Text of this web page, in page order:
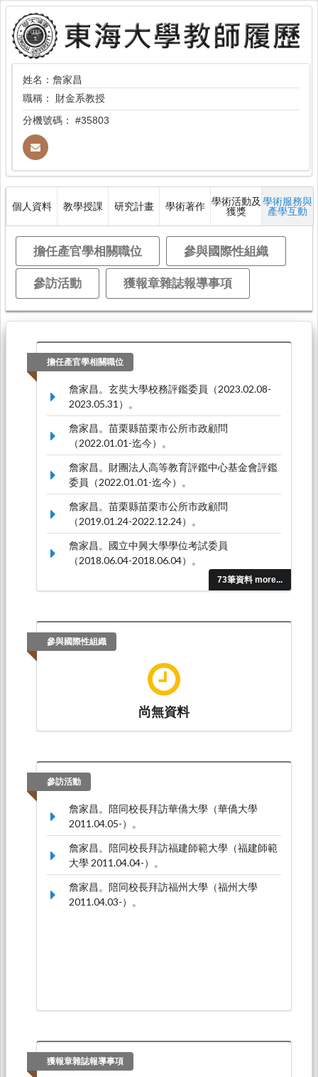
姓名：詹家昌
職稱： 財金系教授
分機號碼： #35803
個人資料 教學授課 研究計畫 學術著作 學術活動及
獲獎
學術服務與
產學互動
擔任產官學相關職位 參與國際性組織
參訪活動 獲報章雜誌報導事項
擔任產官學相關職位
73筆資料 more...
詹家昌。玄奘大學校務評鑑委員（2023.02.08-
2023.05.31）。
詹家昌。苗栗縣苗栗市公所市政顧問
（2022.01.01-迄今）。
詹家昌。財團法人高等教育評鑑中心基金會評鑑
委員（2022.01.01-迄今）。
詹家昌。苗栗縣苗栗市公所市政顧問
（2019.01.24-2022.12.24）。
詹家昌。國立中興大學學位考試委員
（2018.06.04-2018.06.04）。
參與國際性組織
尚無資料
參訪活動
詹家昌。陪同校長拜訪華僑大學（華僑大學
2011.04.05-）。
詹家昌。陪同校長拜訪福建師範大學（福建師範
大學 2011.04.04-）。
詹家昌。陪同校長拜訪福州大學（福州大學
2011.04.03-）。
獲報章雜誌報導事項